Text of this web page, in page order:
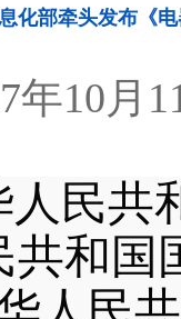
化部牵头发布《
年10
人民共
共和国